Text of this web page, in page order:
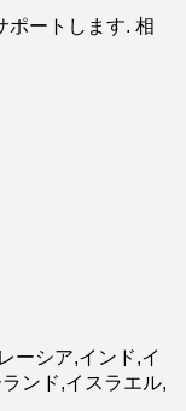
ポートします. 相
ーシア,インド,イ
ンド,イスラエル,